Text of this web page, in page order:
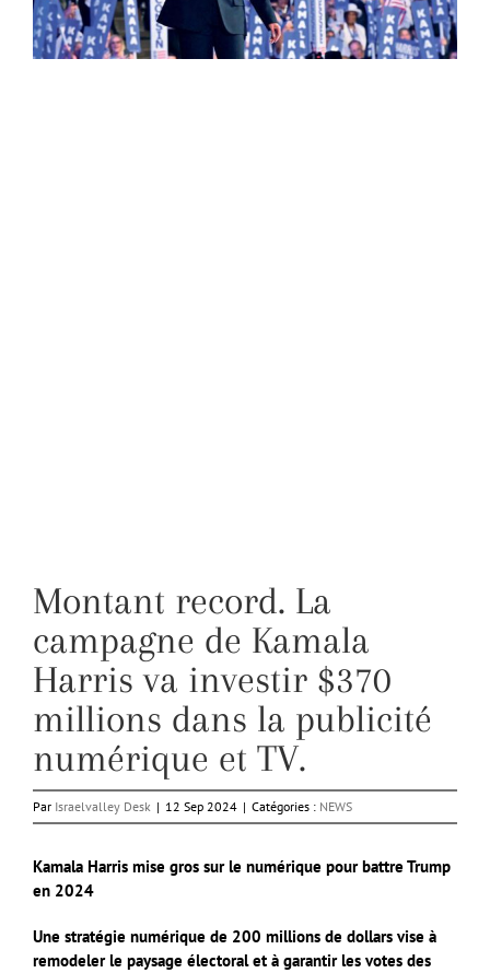
Montant record. La
campagne de Kamala
Harris va investir $370
millions dans la publicité
numérique et TV.
Par Israelvalley Desk | 12 Sep 2024 | Catégories : NEWS
Kamala Harris mise gros sur le numérique pour battre Trump
en 2024
Une stratégie numérique de 200 millions de dollars vise à
remodeler le paysage électoral et à garantir les votes des